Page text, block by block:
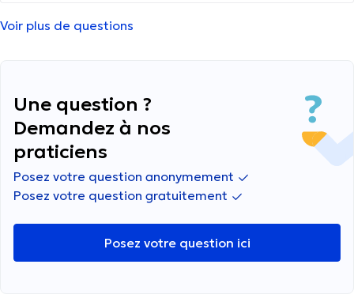
Cependant, j'ai beaucoup de douleurs au niveau
trouver la source de cette problème?
endoscopie mais le médecin ne sais pas
désespérée
Voir plus de questions
Une question ?
Demandez à nos
praticiens
Posez votre question anonymement
Posez votre question gratuitement
Posez votre question ici